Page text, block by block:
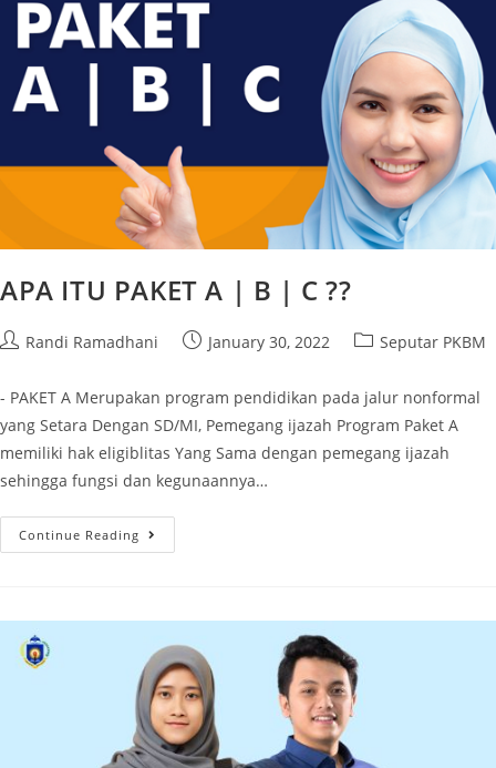
APA ITU PAKET A | B | C ??
Randi Ramadhani January 30, 2022 Seputar PKBM
- PAKET A Merupakan program pendidikan pada jalur nonformal
yang Setara Dengan SD/MI, Pemegang ijazah Program Paket A
memiliki hak eligiblitas Yang Sama dengan pemegang ijazah
sehingga fungsi dan kegunaannya…
Continue Reading